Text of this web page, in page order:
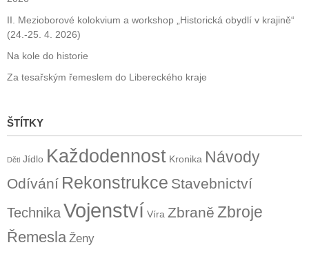
II. Mezioborové kolokvium a workshop „Historická obydlí v krajině“
(24.-25. 4. 2026)
Na kole do historie
Za tesařským řemeslem do Libereckého kraje
ŠTÍTKY
Děti Jídlo Každodennost Kronika Návody
Odívání Rekonstrukce Stavebnictví
TechnikaVojenství Víra Zbraně Zbroje
Řemesla Ženy